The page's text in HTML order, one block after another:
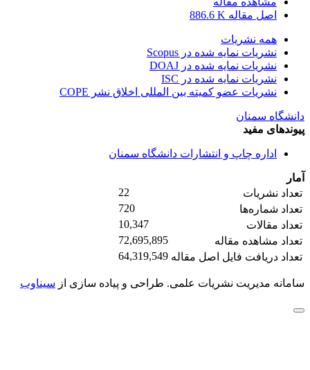
اصل مقاله 886.6 K
همه نشریات
نشریات نمایه شده در Scopus
نشریات نمایه شده در DOAJ
نشریات نمایه شده در ISC
نشریات عضو کمیته بین المللی اخلاق نشر COPE
دانشگاه سمنان
پیوندهای مفید
اداره چاپ و انتشارات دانشگاه سمنان
آمار
تعداد نشریات
22
تعداد شماره‌ها
720
تعداد مقالات
10,347
تعداد مشاهده مقاله
72,695,895
تعداد دریافت فایل اصل مقاله 64,319,549
سامانه مدیریت نشریات علمی. طراحی و پیاده سازی از سیناوب